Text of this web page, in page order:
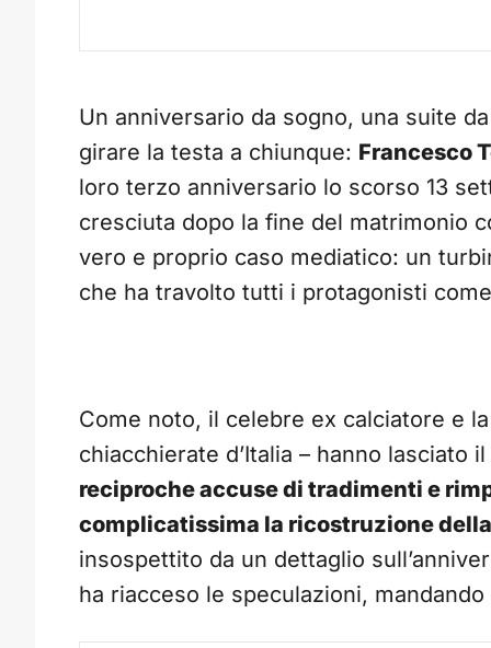
Un anniversario da sogno, una suite
girare la testa a chiunque: Francesco
loro terzo anniversario lo scorso 13
cresciuta dopo la fine del matrimonio
vero e proprio caso mediatico: un
che ha travolto tutti i protagonisti
Come noto, il celebre ex calciatore e
chiacchierate d’Italia – hanno lasciato
reciproche accuse di tradimenti e
complicatissima la ricostruzione
insospettito da un dettaglio
ha riacceso le speculazioni,